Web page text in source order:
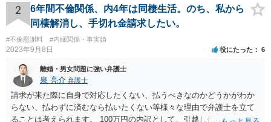
わし、その中で精算条項（一切の債権債務のないことを確認する）を
設ければ、大丈夫です。
2
6年間不倫関係、内4年は同棲生活。のち、私から
同棲解消し、手切れ金請求したい。
#不倫慰謝料 #内縁関係・事実婚
2023年9月8日 役にたった 6
離婚・男女問題に強い弁護士
泉 亮介 弁護士
請求が来た際に自身で対応したくない、払うべきなのかどうかがわか
らない、払わずに済むなら払いたくない等様々な理由で弁護士を立て
ることは考えられます。 100万円の内訳として、引越し代等でどの程